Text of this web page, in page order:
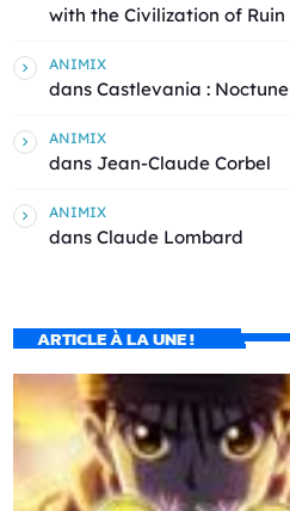
with the Civilization of Ruin
ANIMIX
dans Castlevania : Noctune
ANIMIX
dans Jean-Claude Corbel
ANIMIX
dans Claude Lombard
ARTICLE À LA UNE !